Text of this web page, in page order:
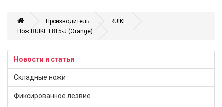
Производитель
RUIKE
Нож RUIKE F815-J (Orange)
Новости и статьи
Складные ножи
Фиксированное лезвие